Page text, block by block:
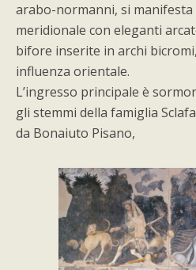
arabo-normanni, si manifesta
meridionale con eleganti
bifore inserite in archi
influenza orientale.
L’ingresso principale è
gli stemmi della famiglia
da Bonaiuto Pisano,